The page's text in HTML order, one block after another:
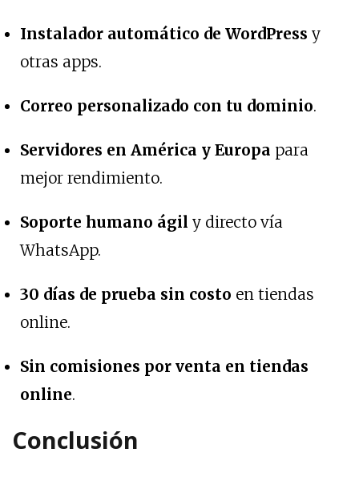
Instalador automático de WordPress y
otras apps.
Correo personalizado con tu dominio.
Servidores en América y Europa para
mejor rendimiento.
Soporte humano ágil y directo vía
WhatsApp.
30 días de prueba sin costo en tiendas
online.
Sin comisiones por venta en tiendas
online.
Conclusión